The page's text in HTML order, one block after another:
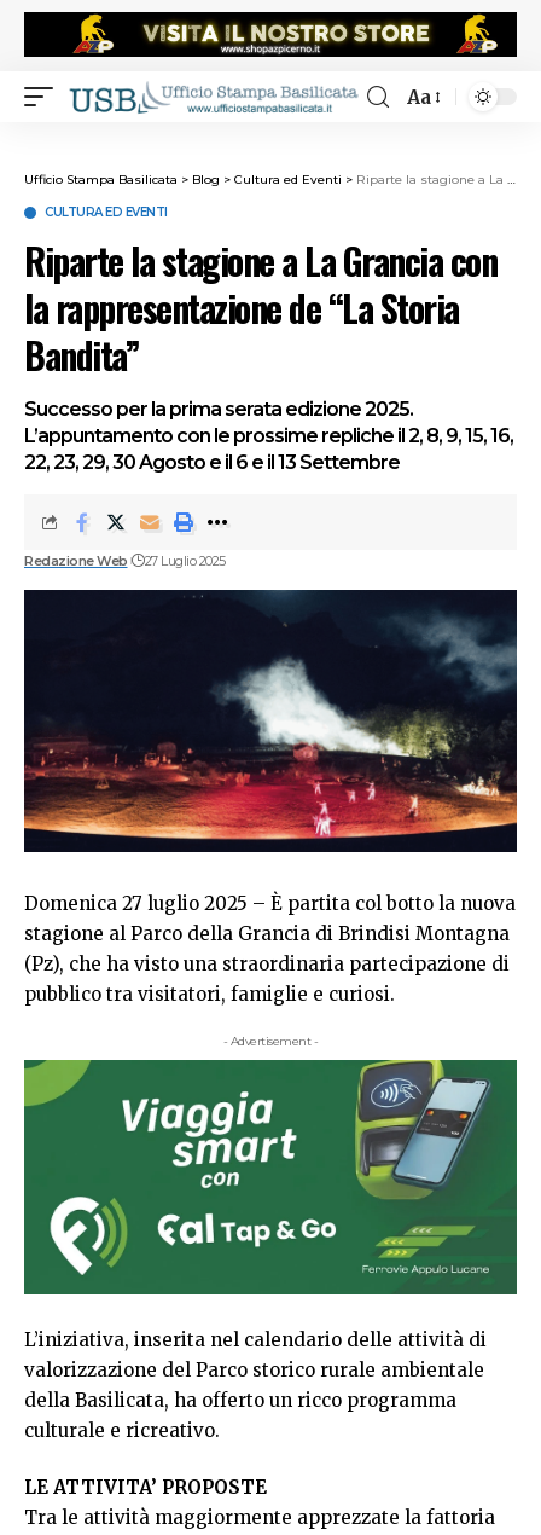
Aa
Ufficio Stampa Basilicata > Blog > Cultura ed Eventi > Riparte la stagione a La Grancia con la rappresentazione de “La Storia Bandita”
CULTURA ED EVENTI
Riparte la stagione a La Grancia con
la rappresentazione de “La Storia
Bandita”
Successo per la prima serata edizione 2025.
L’appuntamento con le prossime repliche il 2, 8, 9, 15, 16,
22, 23, 29, 30 Agosto e il 6 e il 13 Settembre
Redazione Web 27 Luglio 2025
Domenica 27 luglio 2025 – È partita col botto la nuova
stagione al Parco della Grancia di Brindisi Montagna
(Pz), che ha visto una straordinaria partecipazione di
pubblico tra visitatori, famiglie e curiosi.
- Advertisement -
L’iniziativa, inserita nel calendario delle attività di
valorizzazione del Parco storico rurale ambientale
della Basilicata, ha offerto un ricco programma
culturale e ricreativo.
LE ATTIVITA’ PROPOSTE
Tra le attività maggiormente apprezzate la fattoria